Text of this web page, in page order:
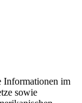
Informationen im
sowie